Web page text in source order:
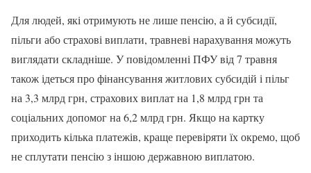
Для людей, які отримують не лише пенсію, а й субсидії,
пільги або страхові виплати, травневі нарахування можуть
виглядати складніше. У повідомленні ПФУ від 7 травня
також ідеться про фінансування житлових субсидій і пільг
на 3,3 млрд грн, страхових виплат на 1,8 млрд грн та
соціальних допомог на 6,2 млрд грн. Якщо на картку
приходить кілька платежів, краще перевіряти їх окремо, щоб
не сплутати пенсію з іншою державною виплатою.